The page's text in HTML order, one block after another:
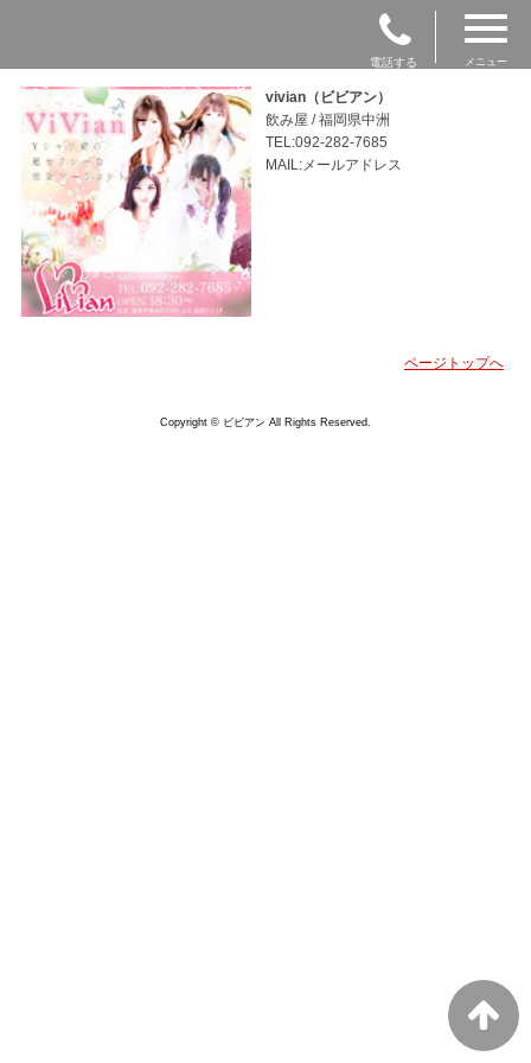
電話する メニュー
vivian（ビビアン）
飲み屋 / 福岡県中洲
TEL:092-282-7685
MAIL:メールアドレス
ページトップへ
Copyright © ビビアン All Rights Reserved.